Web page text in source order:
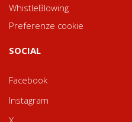
WhistleBlowing
Preferenze cookie
SOCIAL
Facebook
Instagram